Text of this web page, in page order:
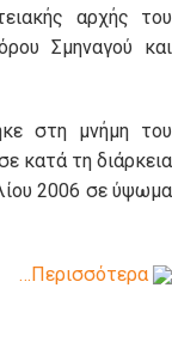
αρχής του
Σμηναγού και
στη μνήμη του
κατά τη διάρκεια
2006 σε ύψωμα
…Περισσότερα